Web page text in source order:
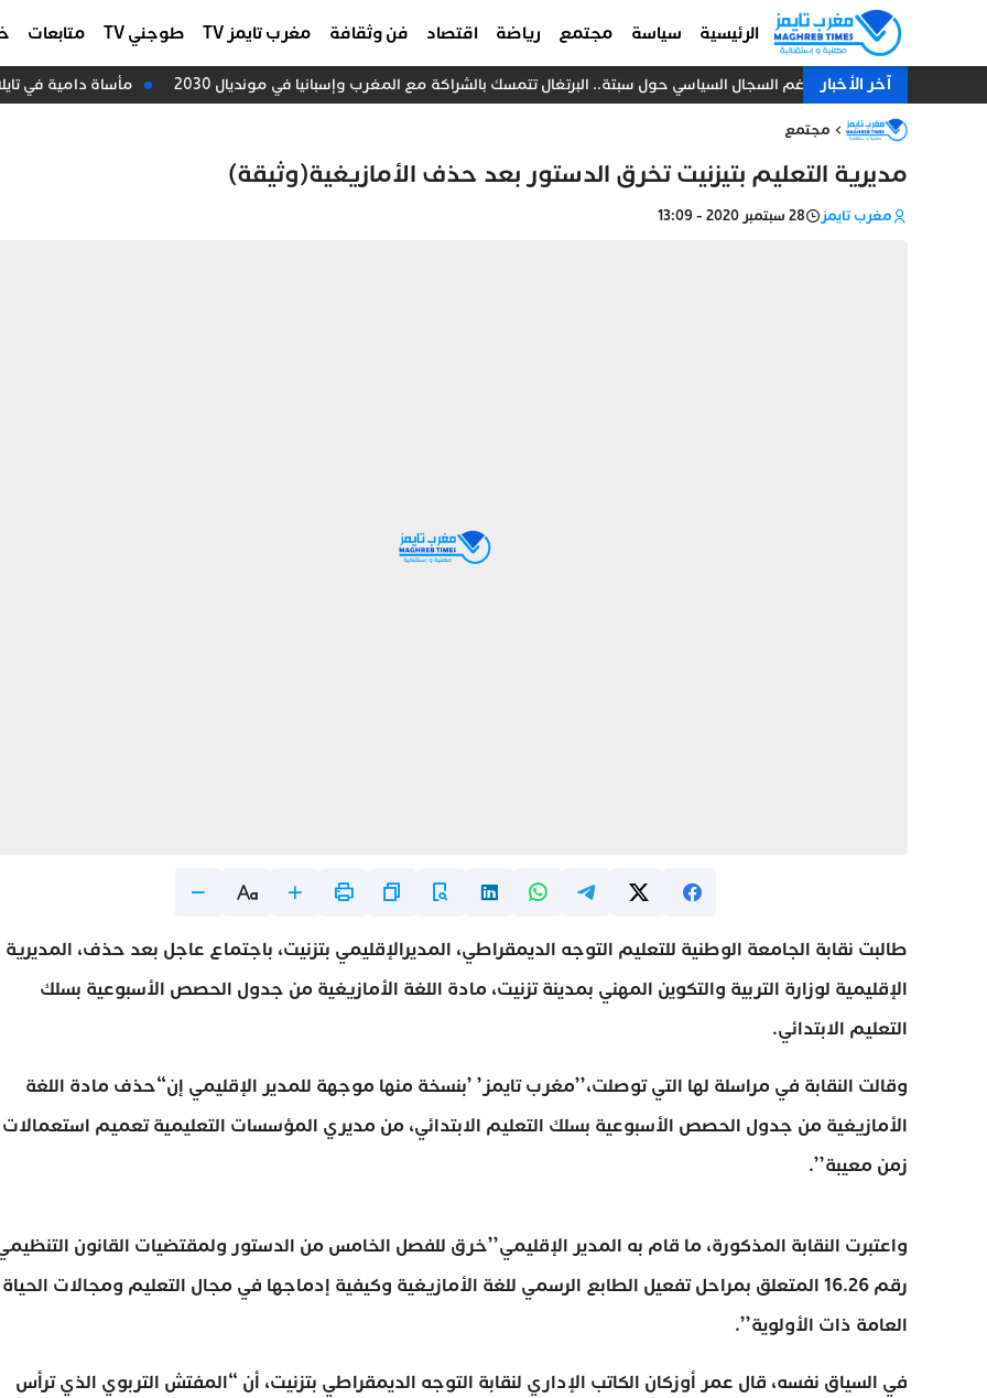
الرئيسية سياسة مجتمع رياضة اقتصاد فن وثقافة مغرب تايمز TV طوجني TV متابعات
آخر الأخبار رغم السجال السياسي حول سبتة.. البرتغال تتمسك بالشراكة مع المغرب وإسبانيا في مونديال 2030 مأساة دامية في
مجتمع
مديرية التعليم بتيزنيت تخرق الدستور بعد حذف الأمازيغية(وثيقة)
مغرب تايمز 28 سبتمبر 2020 - 13:09
طالبت نقابة الجامعة الوطنية للتعليم التوجه الديمقراطي، المديرالإقليمي بتزنيت، باجتماع عاجل بعد حذف، المديرية
الإقليمية لوزارة التربية والتكوين المهني بمدينة تزنيت، مادة اللغة الأمازيغية من جدول الحصص الأسبوعية بسلك
التعليم الابتدائي.
وقالت النقابة في مراسلة لها التي توصلت،’’مغرب تايمز’ ’بنسخة منها موجهة للمدير الإقليمي إن“حذف مادة اللغة
الأمازيغية من جدول الحصص الأسبوعية بسلك التعليم الابتدائي، من مديري المؤسسات التعليمية تعميم استعمالات
زمن معيبة’’.
واعتبرت النقابة المذكورة، ما قام به المدير الإقليمي’’خرق للفصل الخامس من الدستور ولمقتضيات القانون
رقم 16.26 المتعلق بمراحل تفعيل الطابع الرسمي للغة الأمازيغية وكيفية إدماجها في مجال التعليم ومجالات الحياة
العامة ذات الأولوية’’.
في السياق نفسه، قال عمر أوزكان الكاتب الإداري لنقابة التوجه الديمقراطي بتزنيت، أن “المفتش التربوي الذي ترأس